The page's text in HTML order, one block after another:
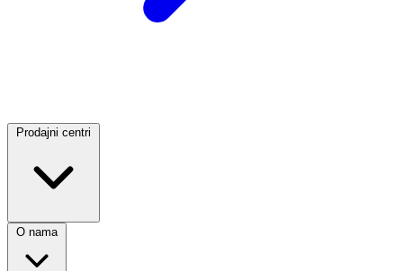
Prodajni centri
O nama